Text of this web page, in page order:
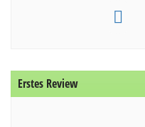
Erstes Review